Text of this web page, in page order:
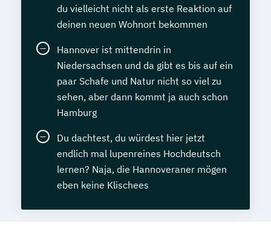
du vielleicht nicht als erste Reaktion auf
deinen neuen Wohnort bekommen
Hannover ist mittendrin in
Niedersachsen und da gibt es bis auf ein
paar Schafe und Natur nicht so viel zu
sehen, aber dann kommt ja auch schon
Hamburg
Du dachtest, du würdest hier jetzt
endlich mal lupenreines Hochdeutsch
lernen? Naja, die Hannoveraner mögen
eben keine Klischees